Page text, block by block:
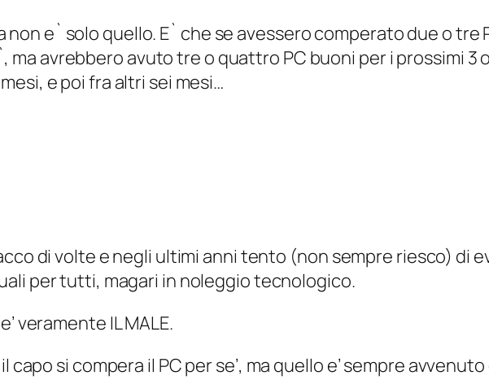
non e` solo quello. E` che se avessero comperato due o
ma avrebbero avuto tre o quattro PC buoni per i prossimi 3
e poi fra altri sei mesi…
di volte e negli ultimi anni tento (non sempre riesco)
per tutti, magari in noleggio tecnologico.
veramente IL MALE.
capo si compera il PC per se’, ma quello e’ sempre